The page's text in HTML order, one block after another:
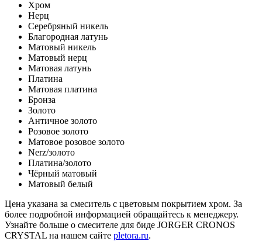
Хром
Нерц
Серебряный никель
Благородная латунь
Матовый никель
Матовый нерц
Матовая латунь
Платина
Матовая платина
Бронза
Золото
Античное золото
Розовое золото
Матовое розовое золото
Nerz/золото
Платина/золото
Чёрный матовый
Матовый белый
Цена указана за смеситель с цветовым покрытием хром. За
более подробной информацией обращайтесь к менеджеру.
Узнайте больше о смесителе для биде JORGER CRONOS
CRYSTAL на нашем сайте pletora.ru.